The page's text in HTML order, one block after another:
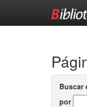
Buscar
por